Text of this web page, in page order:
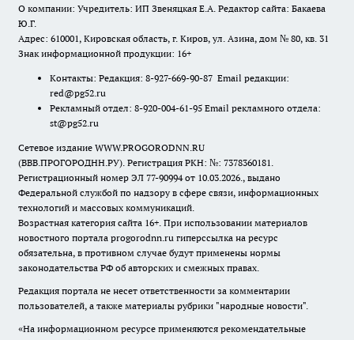
О компании: Учредитель: ИП Звеняцкая Е.А. Редактор сайта: Бакаева
Ю.Г.
Адрес: 610001, Кировская область, г. Киров, ул. Азина, дом № 80, кв. 31
Знак информационной продукции: 16+
Контакты: Редакция: 8-927-669-90-87 Email редакции:
red@pg52.ru
Рекламный отдел: 8-920-004-61-95 Email рекламного отдела:
st@pg52.ru
Сетевое издание WWW.PROGORODNN.RU
(ВВВ.ПРОГОРОДНН.РУ). Регистрация РКН: №: 7378360181.
Регистрационный номер ЭЛ 77-90994 от 10.03.2026., выдано
Федеральной службой по надзору в сфере связи, информационных
технологий и массовых коммуникаций.
Возрастная категория сайта 16+. При использовании материалов
новостного портала progorodnn.ru гиперссылка на ресурс
обязательна, в противном случае будут применены нормы
законодательства РФ об авторских и смежных правах.
Редакция портала не несет ответственности за комментарии
пользователей, а также материалы рубрики "народные новости".
«На информационном ресурсе применяются рекомендательные